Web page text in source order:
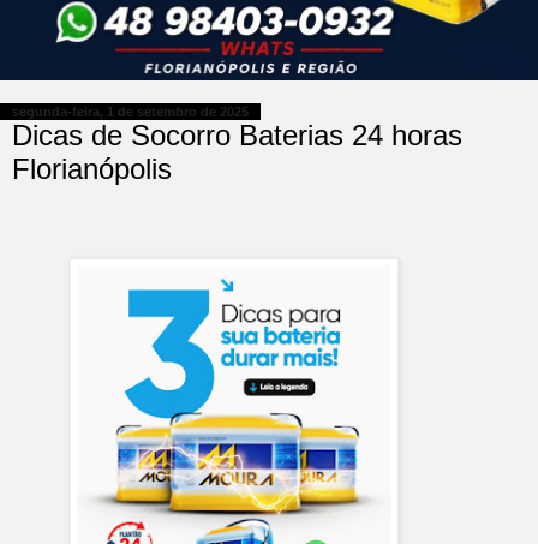
segunda-feira, 1 de setembro de 2025
Dicas de Socorro Baterias 24 horas
Florianópolis